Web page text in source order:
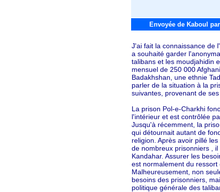
Envoyée de Kaboul
J'ai fait la connaissance de
a souhaité garder
talibans et les moudjahidin
mensuel de 250 000
Badakhshan, une ethnie
parler de la situation à la
suivantes, provenant de
La prison Pol-e-Charkhi
l'intérieur et est contrôlée
Jusqu'à récemment, la
qui détournait autant de
religion. Après avoir pillé
de nombreux prisonniers ,
Kandahar. Assurer les
est normalement du
Malheureusement, non
besoins des prisonniers,
politique générale des